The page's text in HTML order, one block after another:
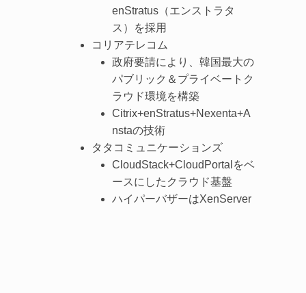
enStratus（エンストラタ
ス）を採用
コリアテレコム
政府要請により、韓国最大の
パブリック＆プライベートク
ラウド環境を構築
Citrix+enStratus+Nexenta+A
nstaの技術
タタコミュニケーションズ
CloudStack+CloudPortalをベ
ースにしたクラウド基盤
ハイパーバザーはXenServer